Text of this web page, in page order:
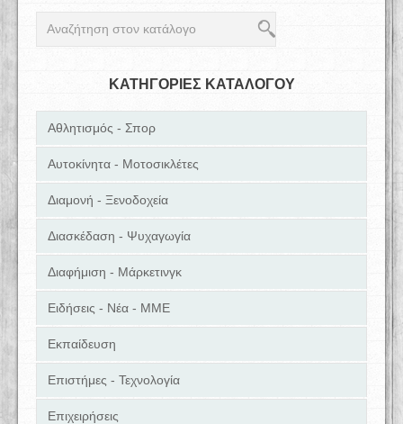
ΚΑΤΗΓΟΡΙΕΣ ΚΑΤΑΛΟΓΟΥ
Αθλητισμός - Σπορ
Αυτοκίνητα - Μοτοσικλέτες
Διαμονή - Ξενοδοχεία
Διασκέδαση - Ψυχαγωγία
Διαφήμιση - Μάρκετινγκ
Ειδήσεις - Νέα - ΜΜΕ
Εκπαίδευση
Επιστήμες - Τεχνολογία
Επιχειρήσεις